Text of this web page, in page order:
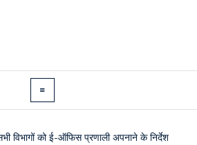
विभागों को ई-ऑफिस प्रणाली अपनाने के निर्देश